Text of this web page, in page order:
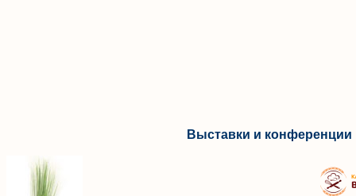
Выставки и конференции